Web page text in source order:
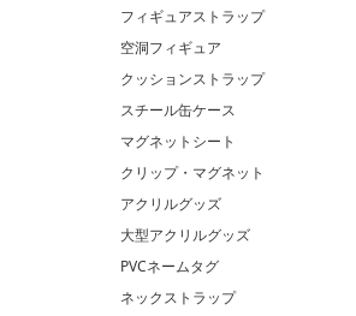
フィギュアストラップ
空洞フィギュア
クッションストラップ
スチール缶ケース
マグネットシート
クリップ・マグネット
アクリルグッズ
大型アクリルグッズ
PVCネームタグ
ネックストラップ